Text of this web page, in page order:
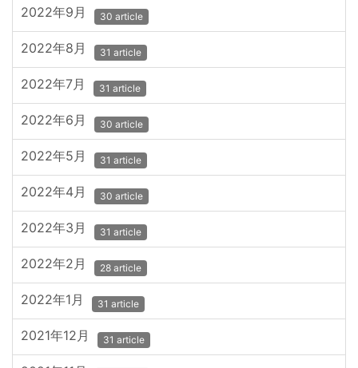
2022年9月 30 article
2022年8月 31 article
2022年7月 31 article
2022年6月 30 article
2022年5月 31 article
2022年4月 30 article
2022年3月 31 article
2022年2月 28 article
2022年1月 31 article
2021年12月 31 article